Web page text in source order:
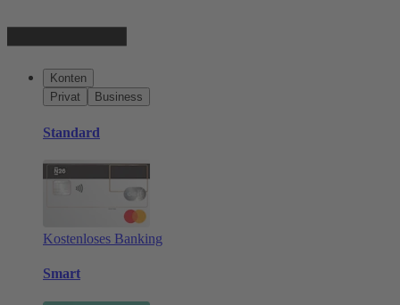
Konten
Privat
Business
Standard
Kostenloses Banking
Smart